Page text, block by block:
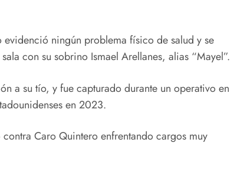
ningún problema físico de salud y se
con su sobrino Ismael Arellanes, alias “Mayel”.
a su tío, y fue capturado durante un operativo en
en 2023.
Caro Quintero enfrentando cargos muy